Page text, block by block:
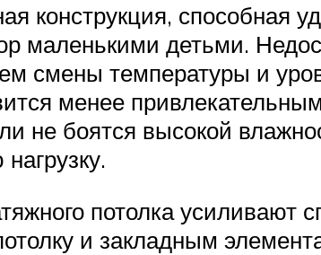
конструкция, способная
маленькими детьми.
смены температуры и
менее
не боятся высокой
потолка усиливают
и закладным